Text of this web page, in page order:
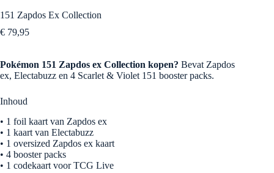
151 Zapdos Ex Collection
€ 79,95
Pokémon 151 Zapdos ex Collection kopen? Bevat Zapdos
ex, Electabuzz en 4 Scarlet & Violet 151 booster packs.
Inhoud
• 1 foil kaart van Zapdos ex
• 1 kaart van Electabuzz
• 1 oversized Zapdos ex kaart
• 4 booster packs
• 1 codekaart voor TCG Live